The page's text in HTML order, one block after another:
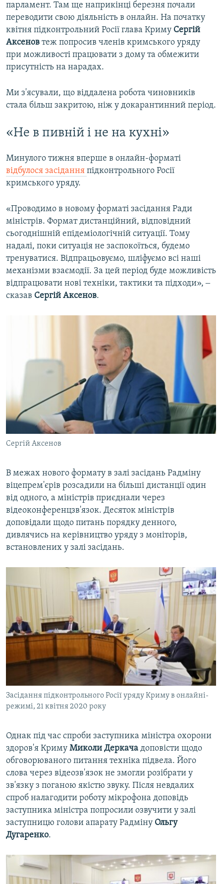
парламент. Там ще наприкінці березня почали
переводити свою діяльність в онлайн. На початку
квітня підконтрольний Росії глава Криму Сергій
Аксенов теж попросив членів кримського уряду
при можливості працювати з дому та обмежити
присутність на нарадах.
Ми з'ясували, що віддалена робота чиновників
стала більш закритою, ніж у докарантинний період.
«Не в пивній і не на кухні»
Минулого тижня вперше в онлайн-форматі
відбулося засідання підконтрольного Росії
кримського уряду.
«Проводимо в новому форматі засідання Ради
міністрів. Формат дистанційний, відповідний
сьогоднішній епідеміологічній ситуації. Тому
надалі, поки ситуація не заспокоїться, будемо
тренуватися. Відпрацьовуємо, шліфуємо всі наші
механізми взаємодії. За цей період буде можливість
відпрацювати нові техніки, тактики та підходи», ‒
сказав Сергій Аксенов.
Сергій Аксенов
В межах нового формату в залі засідань Радміну
віцепрем'єрів розсадили на більші дистанції один
від одного, а міністрів приєднали через
відеоконференцзв'язок. Десяток міністрів
доповідали щодо питань порядку денного,
дивлячись на керівництво уряду з моніторів,
встановлених у залі засідань.
Засідання підконтрольного Росії уряду Криму в онлайні-
режимі, 21 квітня 2020 року
Однак під час спроби заступника міністра охорони
здоров'я Криму Миколи Деркача доповісти щодо
обговорюваного питання техніка підвела. Його
слова через відеозв'язок не змогли розібрати у
зв'язку з поганою якістю звуку. Після невдалих
спроб налагодити роботу мікрофона доповідь
заступника міністра попросили озвучити у залі
заступницю голови апарату Радміну Ольгу
Дугаренко.